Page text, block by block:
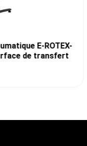
E-ROTEX-
de transfert